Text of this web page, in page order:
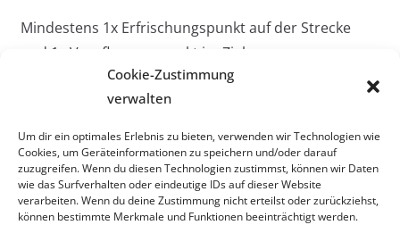
Cookie-Zustimmung
verwalten
Um dir ein optimales Erlebnis zu bieten, verwenden wir Technologien wie
Cookies, um Geräteinformationen zu speichern und/oder darauf
zuzugreifen. Wenn du diesen Technologien zustimmst, können wir Daten
wie das Surfverhalten oder eindeutige IDs auf dieser Website
verarbeiten. Wenn du deine Zustimmung nicht erteilst oder zurückziehst,
können bestimmte Merkmale und Funktionen beeinträchtigt werden.
Mindestens 1x Erfrischungspunkt auf der Strecke
und 1x Verpflegungspunkt im Ziel
Wasser, Schorle & Cola, im Ziel alkoholfreies Bier
Verpflegung
Obst, Weingummi, salziges Gebäck (z.B. TUK,